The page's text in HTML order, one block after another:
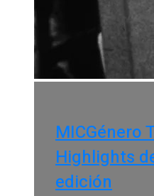
MICGénero
Highlights
edición